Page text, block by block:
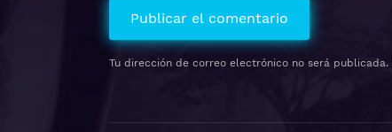
Tu dirección de correo electrónico no será publicada.